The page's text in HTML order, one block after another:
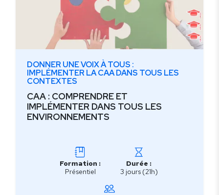
DONNER UNE VOIX À TOUS :
IMPLÉMENTER LA CAA DANS TOUS LES
CONTEXTES
CAA : COMPRENDRE ET
IMPLÉMENTER DANS TOUS LES
ENVIRONNEMENTS
Formation :
Présentiel
Durée :
3 jours (21h)